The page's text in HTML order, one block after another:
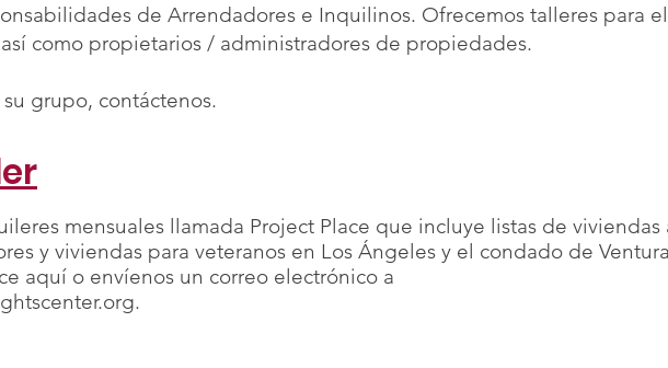
de Arrendadores e Inquilinos. Ofrecemos talleres para
como propietarios / administradores de propiedades.
grupo, contáctenos.
mensuales llamada Project Place que incluye listas de viviendas
y viviendas para veteranos en Los Ángeles y el condado de
aquí o envíenos un correo electrónico a
.